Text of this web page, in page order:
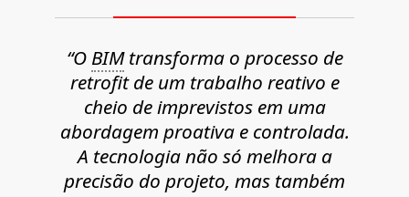
“O BIMtransforma o processo de
retrofitde um trabalho reativo e
cheio de imprevistos em uma
abordagem proativa e controlada.
A tecnologia não só melhora a
precisão do projeto, mas também